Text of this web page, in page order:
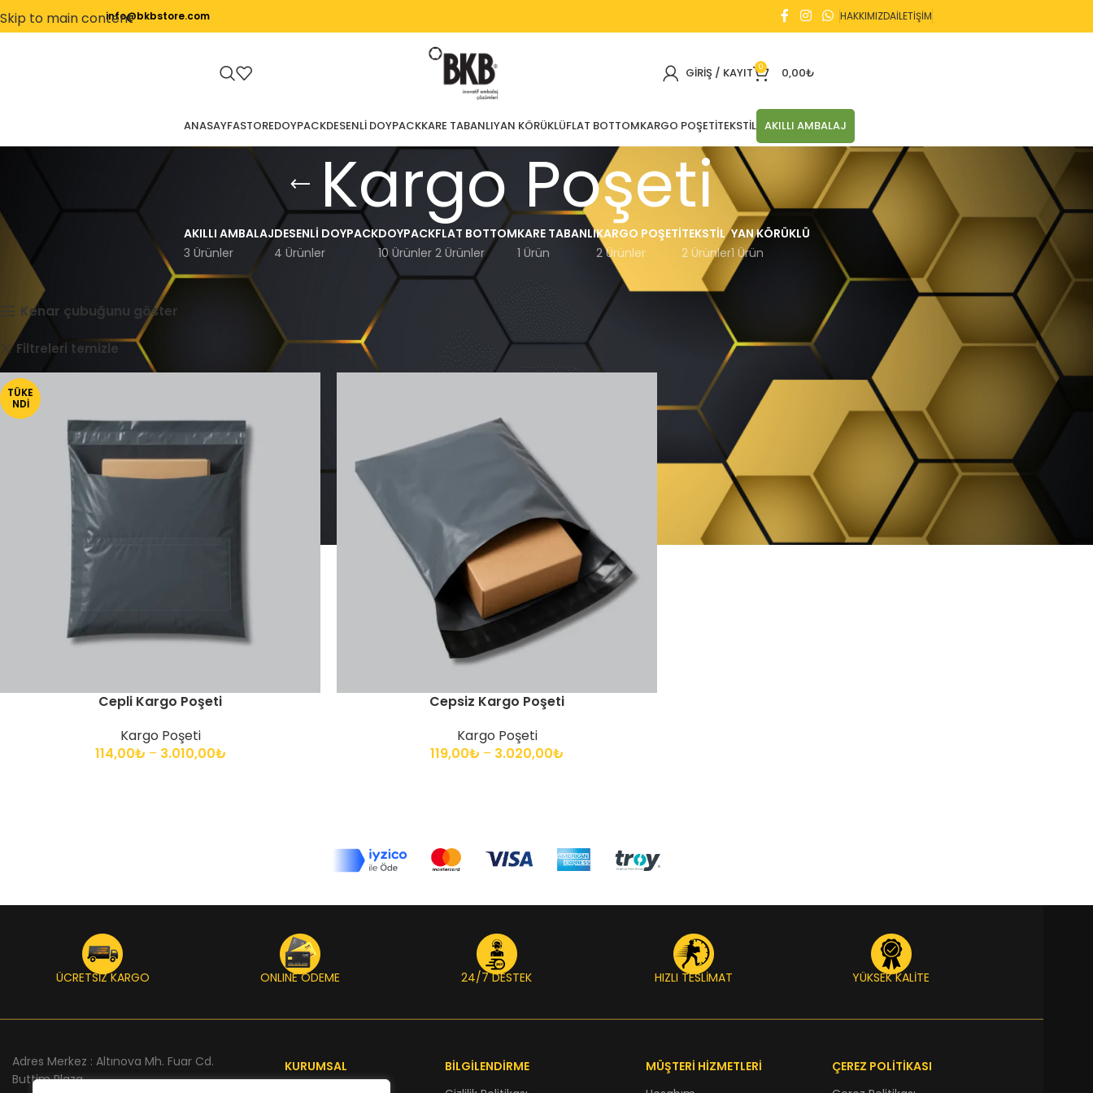
Skip to main contentinfo@bkbstore.com HAKKIMIZDAİLETİŞİM
GIRIŞ / KAYIT 0 0,00₺
ANASAYFASTOREDOYPACKDESENLI DOYPACKKARE TABANLIYAN KÖRÜKLÜFLAT BOTTOMKARGO POŞETITEKSTIL AKILLI AMBALAJ
Kargo Poşeti
AKILLI AMBALAJ
3 Ürünler
DESENLI DOYPACK
4 Ürünler
DOYPACK
10 Ürünler
FLAT BOTTOM
2 Ürünler
KARE TABANLI
1 Ürün
KARGO POŞETI
2 Ürünler
TEKSTIL
2 Ürünler
YAN KÖRÜKLÜ
1 Ürün
Ana Sayfa
2 sonucun tümü gösteriliyor
Kenar çubuğunu göster
Göster
Filtreleri temizle
TÜKE
NDI
Cepli Kargo Poşeti
Kargo Poşeti
114,00₺ – 3.010,00₺
Cepsiz Kargo Poşeti
Kargo Poşeti
119,00₺ – 3.020,00₺
ÜCRETSİZ KARGO ONLINE ÖDEME 24/7 DESTEK HIZLI TESLİMAT YÜKSEK KALİTE
Adres Merkez : Altınova Mh. Fuar Cd.
Buttim Plaza
KURUMSAL
BİLGİLENDİRME
MÜŞTERİ HİZMETLERİ
ÇEREZ POLİTİKASI